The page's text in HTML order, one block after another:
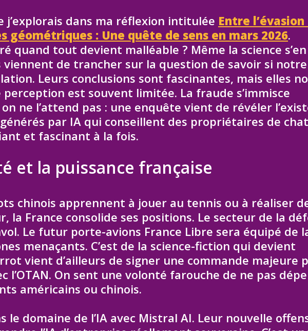
j’explorais dans ma réflexion intitulée Entre l’évasion
géométriques : Une quête de sens en mars 2026.
quand tout devient malléable ? Même la science s’en
viennent de trancher sur la question de savoir si notre
Leurs conclusions sont fascinantes, mais elles
est souvent limitée. La fraude s’immisce
ne l’attend pas : une enquête vient de révéler
par IA qui conseillent des propriétaires de
et fascinant à la fois.
et la puissance française
chinois apprennent à jouer au tennis ou à réaliser
la France consolide ses positions. Le secteur de la
Le futur porte-avions France Libre sera équipé de
menaçants. C’est de la science-fiction qui devient
vient d’ailleurs de signer une commande majeure
l’OTAN. On sent une volonté farouche de ne pas
américains ou chinois.
le domaine de l’IA avec Mistral AI. Leur nouvelle